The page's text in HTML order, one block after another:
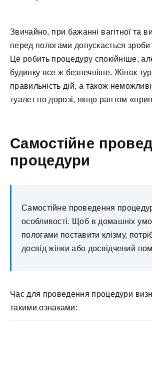
Звичайно, при бажанні вагітної та
перед пологами допускається
Це робить процедуру спокійніше,
будинку все ж безпечніше. Жінок
правильність дій, а також
туалет по дорозі, якщо раптом
Самостійне
процедури
Самостійне проведення
особливості. Щоб в домашніх
пологами поставити клізму,
досвід жінки або досвідчений
Час для проведення процедури
такими ознаками: